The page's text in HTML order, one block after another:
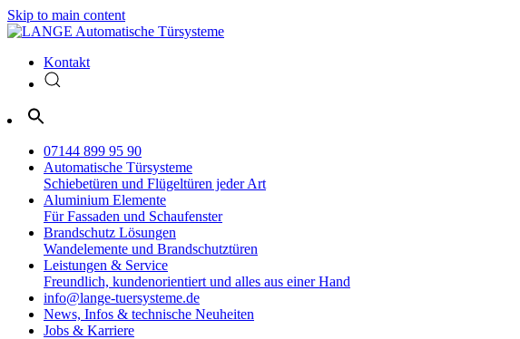
Skip to main content
Kontakt
07144 899 95 90
Automatische Türsysteme
Schiebetüren und Flügeltüren jeder Art
Aluminium Elemente
Für Fassaden und Schaufenster
Brandschutz Lösungen
Wandelemente und Brandschutztüren
Leistungen & Service
Freundlich, kundenorientiert und alles aus einer Hand
info@lange-tuersysteme.de
News, Infos & technische Neuheiten
Jobs & Karriere